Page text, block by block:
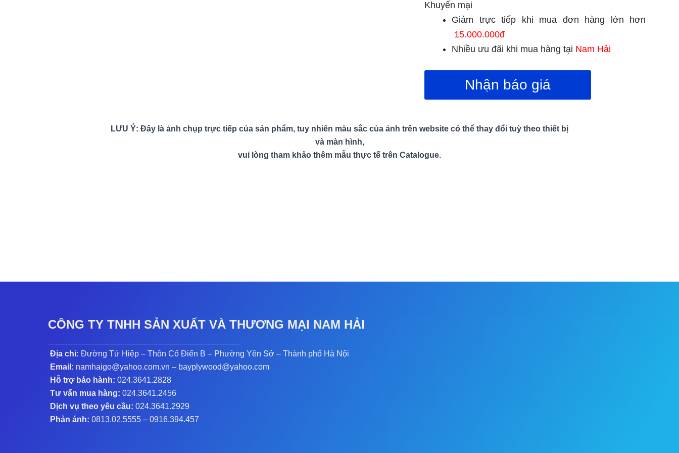
Khuyến mại
Giảm trực tiếp khi mua đơn hàng lớn hơn
15.000.000đ
Nhiều ưu đãi khi mua hàng tại Nam Hải
Nhận báo giá
LƯU Ý: Đây là ảnh chụp trực tiếp của sản phẩm, tuy nhiên màu sắc của ảnh trên website có thể thay đổi tuỳ theo thiết bị
và màn hình,
vui lòng tham khảo thêm mẫu thực tế trên Catalogue.
CÔNG TY TNHH SẢN XUẤT VÀ THƯƠNG MẠI NAM HẢI
Địa chỉ: Đường Tứ Hiệp – Thôn Cổ Điển B – Phường Yên Sở – Thành phố Hà Nội
Email: namhaigo@yahoo.com.vn – bayplywood@yahoo.com
Hỗ trợ bảo hành: 024.3641.2828
Tư vấn mua hàng: 024.3641.2456
Dịch vụ theo yêu cầu: 024.3641.2929
Phản ánh: 0813.02.5555 – 0916.394.457